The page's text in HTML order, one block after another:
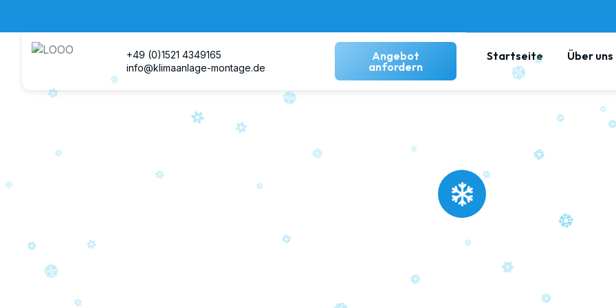
+49 (0)1521 4349165
info@klimaanlage-montage.de
Angebot
anfordern
Startseite Über uns
Klimaanlage Montage
Weiterstadt